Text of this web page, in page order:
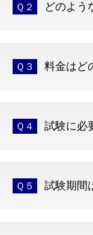
Ｑ２ どのよう
Ｑ３ 料金はど
Ｑ４ 試験に必
Ｑ５ 試験期間